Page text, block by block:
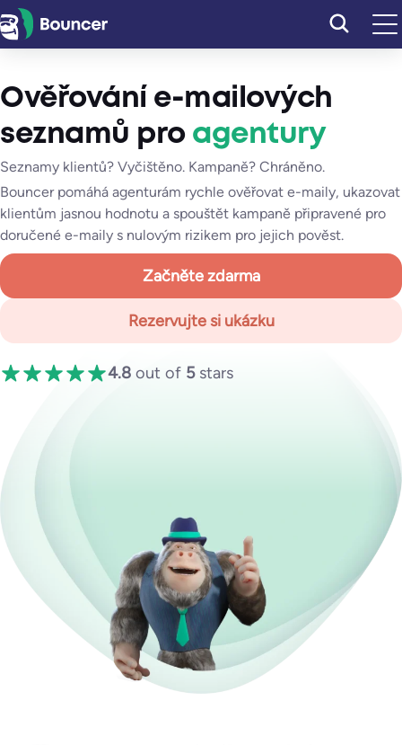
Přeskočit
na
Ověřování e-mailových
seznamů pro agentury
Seznamy klientů? Vyčištěno. Kampaně? Chráněno.
Bouncer pomáhá agenturám rychle ověřovat e-maily, ukazovat
klientům jasnou hodnotu a spouštět kampaně připravené pro
doručené e-maily s nulovým rizikem pro jejich pověst.
Začněte zdarma
Rezervujte si ukázku
4.8 out of 5stars